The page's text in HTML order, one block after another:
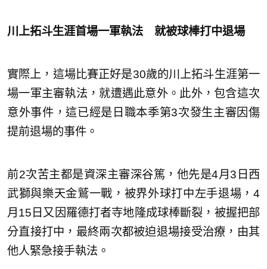
川上拓斗生涯首場一軍執法 就被球棒打中退場
實際上，這場比賽正好是30歲的川上拓斗生涯第一
場一軍主審執法，就遭遇此意外。此外，包含這次
意外事件，這已經是日職本季第3次發生主審因傷
提前退場的事件。
前2次苦主都是資深主審深谷篤，他先是4月3日西
武獅與樂天金鷲一戰，被界外球打中左手退場，4
月15日又因羅德打者寺地隆成球棒斷裂，被握把部
分直接打中，最終兩次都被迫退場接受治療，由其
他人緊急接手執法。